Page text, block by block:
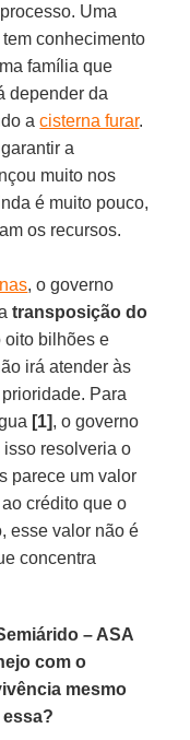
Uma
conhecimento
família que
depender da
acisterna furar.
a
muito nos
é muito pouco,
os recursos.
, o governo
transposição do
oito bilhões e
irá atender às
Para
[1], o governo
resolveria o
parece um valor
crédito que o
esse valor não é
concentra
– ASA
com o
mesmo